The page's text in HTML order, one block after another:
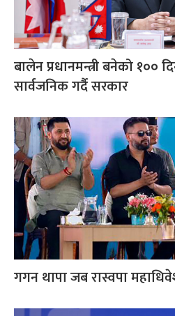
बालेन प्रधानमन्त्री बनेको १००
सार्वजनिक गर्दै सरकार
गगन थापा जब रास्वपा